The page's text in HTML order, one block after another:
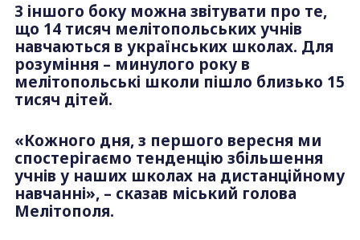
З іншого боку можна звітувати про те,
що 14 тисяч мелітопольських учнів
навчаються в українських школах. Для
розуміння – минулого року в
мелітопольські школи пішло близько 15
тисяч дітей.
«Кожного дня, з першого вересня ми
спостерігаємо тенденцію збільшення
учнів у наших школах на дистанційному
навчанні», – сказав міський голова
Мелітополя.